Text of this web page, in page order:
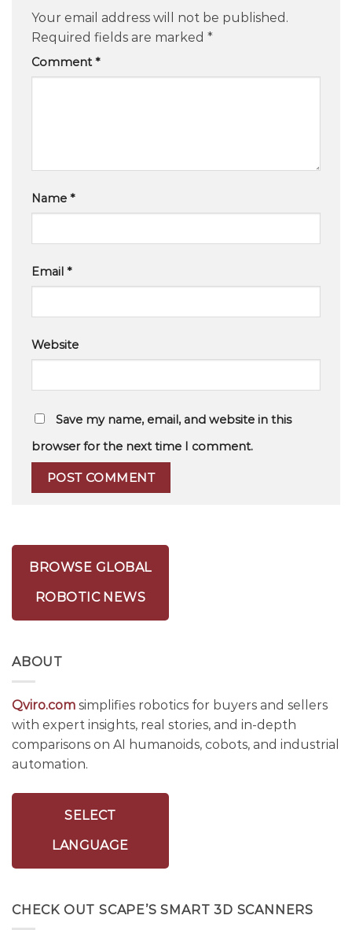
Your email address will not be published.
Required fields are marked *
Comment*
Name *
Email *
Website
Save my name, email, and website in this
browser for the next time I comment.
BROWSE GLOBAL
ROBOTIC NEWS
ABOUT
Qviro.com simplifies robotics for buyers and sellers
with expert insights, real stories, and in-depth
comparisons on AI humanoids, cobots, and industrial
automation.
SELECT
LANGUAGE
CHECK OUT SCAPE’S SMART 3D SCANNERS